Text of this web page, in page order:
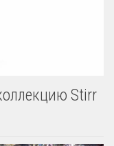
Stirr